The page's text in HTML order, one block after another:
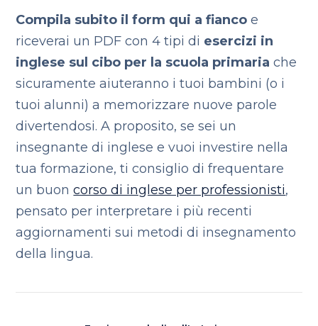
Compila subito il form qui a fianco e
riceverai un PDF con 4 tipi di esercizi in
inglese sul cibo per la scuola primariache
sicuramente aiuteranno i tuoi bambini (o i
tuoi alunni) a memorizzare nuove parole
divertendosi. A proposito, se sei un
insegnante di inglese e vuoi investire nella
tua formazione, ti consiglio di frequentare
un buoncorso di inglese per professionisti,
pensato per interpretare i più recenti
aggiornamenti sui metodi di insegnamento
della lingua.